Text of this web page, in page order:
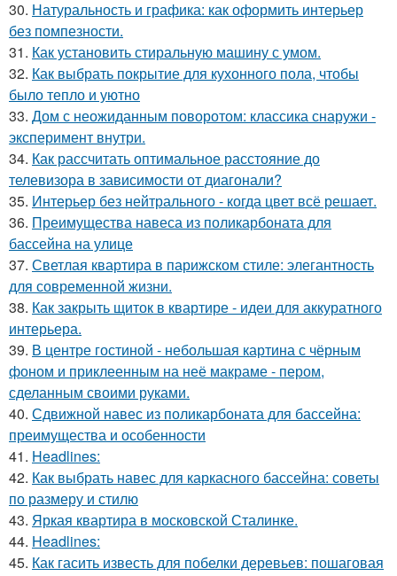
30. Натуральность и графика: как оформить интерьер
без помпезности.
31. Как установить стиральную машину с умом.
32. Как выбрать покрытие для кухонного пола, чтобы
было тепло и уютно
33. Дом с неожиданным поворотом: классика снаружи -
эксперимент внутри.
34. Как рассчитать оптимальное расстояние до
телевизора в зависимости от диагонали?
35. Интерьер без нейтрального - когда цвет всё решает.
36. Преимущества навеса из поликарбоната для
бассейна на улице
37. Светлая квартира в парижском стиле: элегантность
для современной жизни.
38. Как закрыть щиток в квартире - идеи для аккуратного
интерьера.
39. В центре гостиной - небольшая картина с чёрным
фоном и приклеенным на неё макраме - пером,
сделанным своими руками.
40. Сдвижной навес из поликарбоната для бассейна:
преимущества и особенности
41. Headlines:
42. Как выбрать навес для каркасного бассейна: советы
по размеру и стилю
43. Яркая квартира в московской Сталинке.
44. Headlines:
45. Как гасить известь для побелки деревьев: пошаговая